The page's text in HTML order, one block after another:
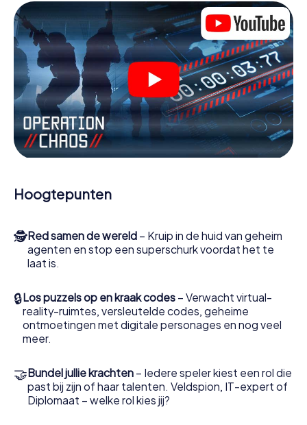
je niet opgesloten in een kamer waaruit je jezelf binnen
een bepaald tijdvenster moet bevrijden. Met deze
speurtocht met een smartphone wordt heel St. Albert
jouw speelveld! De technische voorwaarden voor jouw
avontuur in St. Albert zijn een smartphone en toegang tot
het mobiel internet. Met één klik krijg jij toegang tot onze
app. Je hoeft niets te installeren om door interactieve
video's, lastige minigames of andere functies in de actie
te worden getrokken.
Werk samen als een team, onderschep vijandige
spionnen en lok de handlangers van de schurk naar je toe.
excelleren om de slechteriken te stoppen. In
tegenstelling tot James Bond en Co. zullen jouw daden
jezelf en jouw team in de hoogste score van St. Albert en
krijg toegang tot jouw eigen fotogalerij. De escape game
van myCityHunt verandert St. Albert in jouw eigen
wereld van spionage en geheime agenten en verander St.
Albert in een escaperoom in de buitenlucht!
Hoogtepunten
🕵Red samen de wereld – Kruip in de huid van geheim
agenten en stop een superschurk voordat het te
laat is.
🔒Los puzzels op en kraak codes – Verwacht virtual-
reality-ruimtes, versleutelde codes, geheime
ontmoetingen met digitale personages en nog veel
meer.
🤝Bundel jullie krachten – Iedere speler kiest een rol die
past bij zijn of haar talenten. Veldspion, IT-expert of
Diplomaat – welke rol kies jij?